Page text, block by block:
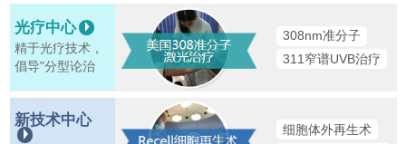
光疗中心
精于光疗技术，
倡导"分型论治
308nm准分子
311窄谱UVB治疗
新技术中心
细胞体外再生术